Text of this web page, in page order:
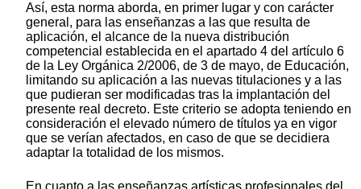
Así, esta norma aborda, en primer lugar y con carácter
general, para las enseñanzas a las que resulta de
aplicación, el alcance de la nueva distribución
competencial establecida en el apartado 4 del artículo 6
de la Ley Orgánica 2/2006, de 3 de mayo, de Educación,
limitando su aplicación a las nuevas titulaciones y a las
que pudieran ser modificadas tras la implantación del
presente real decreto. Este criterio se adopta teniendo en
consideración el elevado número de títulos ya en vigor
que se verían afectados, en caso de que se decidiera
adaptar la totalidad de los mismos.